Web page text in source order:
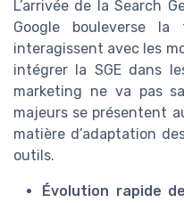
L’arrivée de la Search
Google bouleverse
interagissent avec les
intégrer la SGE dans
marketing ne va pas
majeurs se présentent
matière d’adaptation
outils.
Évolution rapide